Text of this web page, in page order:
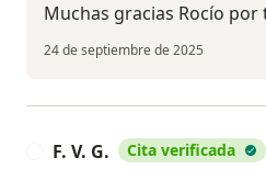
Muchas gracias Rocío por
24 de septiembre de 2025
F. V. G. Cita verificada